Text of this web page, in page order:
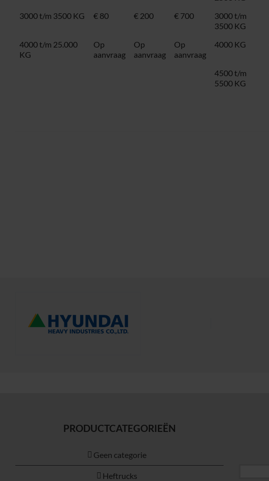
3000 t/m 3500 KG € 80 € 200 € 700
3000 t/m
3500 KG
4000 t/m 25.000
KG
Op
aanvraag
Op
aanvraag
Op
aanvraag
4000 KG
4500 t/m
5500 KG
PRODUCTCATEGORIEËN
Geen categorie
Heftrucks